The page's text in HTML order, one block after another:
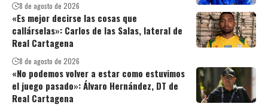
8 de agosto de 2026
«Es mejor decirse las cosas que
callárselas»: Carlos de las Salas, lateral de
Real Cartagena
8 de agosto de 2026
«No podemos volver a estar como estuvimos
el juego pasado»: Álvaro Hernández, DT de
Real Cartagena